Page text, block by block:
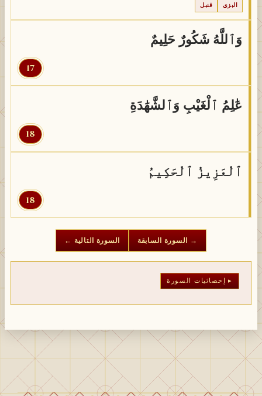
البزي قنبل
وَٱللَّهُ شَكُورٌ حَلِيمٌ
17
عَٰلِمُ ٱلْغَيْبِ وَٱلشَّهَٰدَةِ
18
ٱلْعَزِيزُ ٱلْحَكِيمُ
18
→ السورة السابقة السورة التالية ←
إحصائيات السورة